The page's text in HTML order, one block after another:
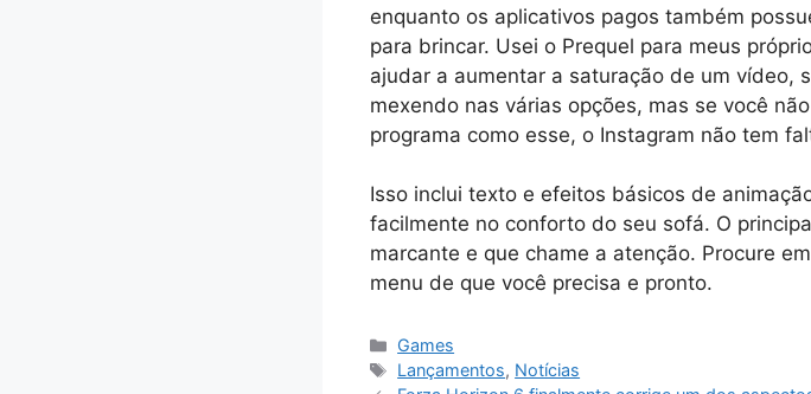
enquanto os aplicativos pagos também
para brincar. Usei o Prequel para meus
ajudar a aumentar a saturação de um vídeo,
mexendo nas várias opções, mas se você
programa como esse, o Instagram não tem
Isso inclui texto e efeitos básicos de
facilmente no conforto do seu sofá. O
marcante e que chame a atenção. Procure
menu de que você precisa e pronto.
Categorias
Games
Tags
Lançamentos, Notícias